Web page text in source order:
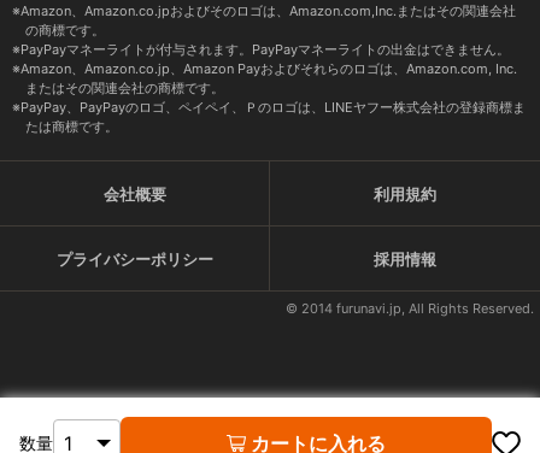
数量 カートに入れる
Amazon、Amazon.co.jpおよびそのロゴは、Amazon.com,Inc.またはその関連会社
の商標です。
PayPayマネーライトが付与されます。PayPayマネーライトの出金はできません。
Amazon、Amazon.co.jp、Amazon Payおよびそれらのロゴは、Amazon.com, Inc.
またはその関連会社の商標です。
PayPay、PayPayのロゴ、ペイペイ、Ｐのロゴは、LINEヤフー株式会社の登録商標ま
たは商標です。
会社概要 利用規約
プライバシーポリシー 採用情報
© 2014 furunavi.jp, All Rights Reserved.